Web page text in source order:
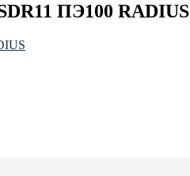
ПЭ100 RADIUS